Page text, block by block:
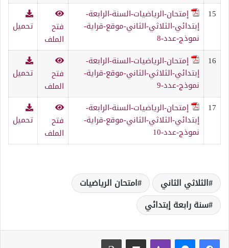
15
إمتحان-الرياضيات-السنة-الرابعة-
إبتدائي-الثلاثي-الثاني-موقع-قراية-
نموذج-عدد-8
فتح
الملف
تحميل
16
إمتحان-الرياضيات-السنة-الرابعة-
إبتدائي-الثلاثي-الثاني-موقع-قراية-
نموذج-عدد-9
فتح
الملف
تحميل
17
إمتحان-الرياضيات-السنة-الرابعة-
إبتدائي-الثلاثي-الثاني-موقع-قراية-
نموذج-عدد-10
فتح
الملف
تحميل
الثلاثي الثاني
امتحان الرياضيات
سنة رابعة إبتدائي